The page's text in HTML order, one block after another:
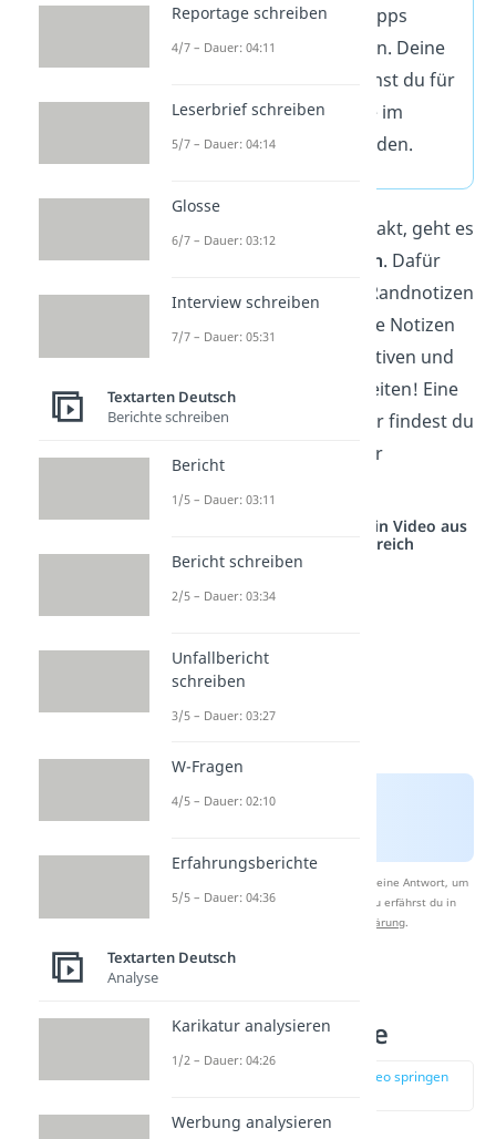
dir dazu unsere Tipps
unter „Sprache“ an. Deine
Notizen dazu kannst du für
die Sprachanalyse im
Anschluss verwenden.
Ist die Checkliste abgehakt, geht es
Schreibplan. Dafür
strukturierst du deine Randnotizen
nach Themen, z. B. deine Notizen
zu Sinnabschnitten, Motiven und
sprachlichen Auffälligkeiten! Eine
Orientierungshilfe dafür findest du
nun unter „Aufbau einer
Studyflix vernetzt: Hier ein Video aus
einem anderen Bereich
Nach Beantwortung speichern wir deine Antwort, um
Studyflix zu verbessern. Mehr dazu erfährst du in
Datenschutzerklärung.
Sachtextanalyse
zur Stelle im Video springen
Reportage schreiben
4/7 – Dauer: 04:11
Leserbrief schreiben
5/7 – Dauer: 04:14
Glosse
6/7 – Dauer: 03:12
Interview schreiben
7/7 – Dauer: 05:31
Textarten Deutsch
Berichte schreiben
Bericht
1/5 – Dauer: 03:11
Bericht schreiben
2/5 – Dauer: 03:34
Unfallbericht
schreiben
3/5 – Dauer: 03:27
W-Fragen
4/5 – Dauer: 02:10
Erfahrungsberichte
5/5 – Dauer: 04:36
Textarten Deutsch
Analyse
Karikatur analysieren
1/2 – Dauer: 04:26
Werbung analysieren